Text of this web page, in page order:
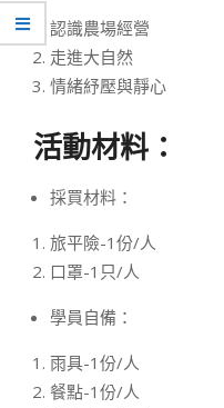
認識農場經營
走進大自然
情緒紓壓與靜心
活動材料：
採買材料：
旅平險-1份/人
口罩-1只/人
學員自備：
雨具-1份/人
餐點-1份/人